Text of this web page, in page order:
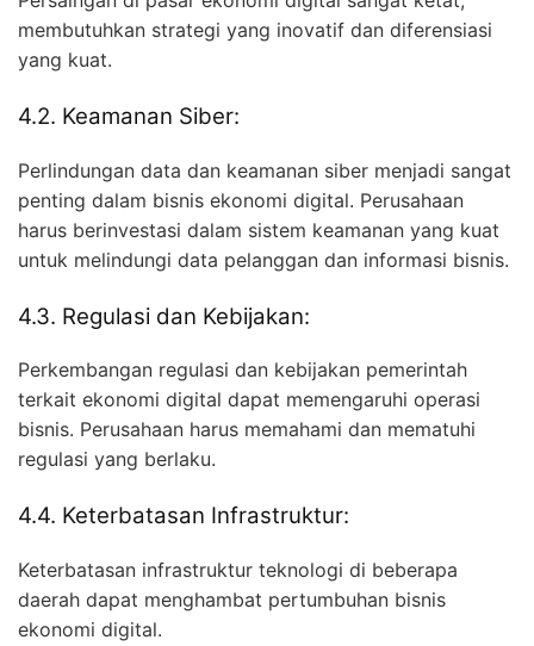
membutuhkan strategi yang inovatif dan diferensiasi
yang kuat.
4.2. Keamanan Siber:
Perlindungan data dan keamanan siber menjadi sangat
penting dalam bisnis ekonomi digital. Perusahaan
harus berinvestasi dalam sistem keamanan yang kuat
untuk melindungi data pelanggan dan informasi bisnis.
4.3. Regulasi dan Kebijakan:
Perkembangan regulasi dan kebijakan pemerintah
terkait ekonomi digital dapat memengaruhi operasi
bisnis. Perusahaan harus memahami dan mematuhi
regulasi yang berlaku.
4.4. Keterbatasan Infrastruktur:
Keterbatasan infrastruktur teknologi di beberapa
daerah dapat menghambat pertumbuhan bisnis
ekonomi digital.